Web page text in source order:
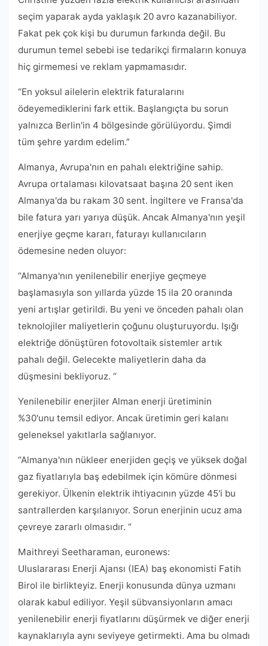
seçim yaparak ayda yaklaşık 20 avro kazanabiliyor.
Fakat pek çok kişi bu durumun farkında değil. Bu
durumun temel sebebi ise tedarikçi firmaların konuya
hiç girmemesi ve reklam yapmamasıdır.
“En yoksul ailelerin elektrik faturalarını
ödeyemediklerini fark ettik. Başlangıçta bu sorun
yalnızca Berlin'in 4 bölgesinde görülüyordu. Şimdi
tüm şehre yardım edelim.”
Almanya, Avrupa'nın en pahalı elektriğine sahip.
Avrupa ortalaması kilovatsaat başına 20 sent iken
Almanya'da bu rakam 30 sent. İngiltere ve Fransa'da
bile fatura yarı yarıya düşük. Ancak Almanya'nın yeşil
enerjiye geçme kararı, faturayı kullanıcıların
ödemesine neden oluyor:
“Almanya'nın yenilenebilir enerjiye geçmeye
başlamasıyla son yıllarda yüzde 15 ila 20 oranında
yeni artışlar getirildi. Bu yeni ve önceden pahalı olan
teknolojiler maliyetlerin çoğunu oluşturuyordu. Işığı
elektriğe dönüştüren fotovoltaik sistemler artık
pahalı değil. Gelecekte maliyetlerin daha da
düşmesini bekliyoruz. “
Yenilenebilir enerjiler Alman enerji üretiminin
%30'unu temsil ediyor. Ancak üretimin geri kalanı
geleneksel yakıtlarla sağlanıyor.
“Almanya'nın nükleer enerjiden geçiş ve yüksek doğal
gaz fiyatlarıyla baş edebilmek için kömüre dönmesi
gerekiyor. Ülkenin elektrik ihtiyacının yüzde 45'i bu
santrallerden karşılanıyor. Sorun enerjinin ucuz ama
çevreye zararlı olmasıdır. “
Maithreyi Seetharaman, euronews:
Uluslararası Enerji Ajansı (IEA) baş ekonomisti Fatih
Birol ile birlikteyiz. Enerji konusunda dünya uzmanı
olarak kabul ediliyor. Yeşil sübvansiyonların amacı
yenilenebilir enerji fiyatlarını düşürmek ve diğer enerji
kaynaklarıyla aynı seviyeye getirmekti. Ama bu olmadı